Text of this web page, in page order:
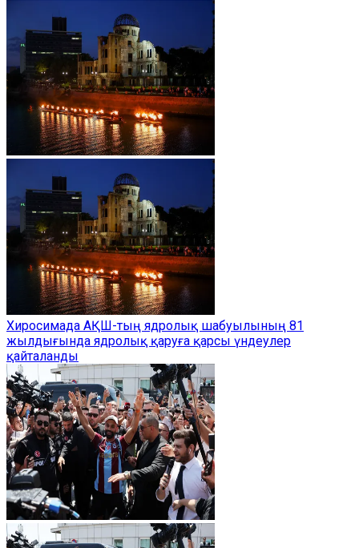
Хиросимада АҚШ-тың ядролық шабуылының 81
жылдығында ядролық қаруға қарсы үндеулер
қайталанды